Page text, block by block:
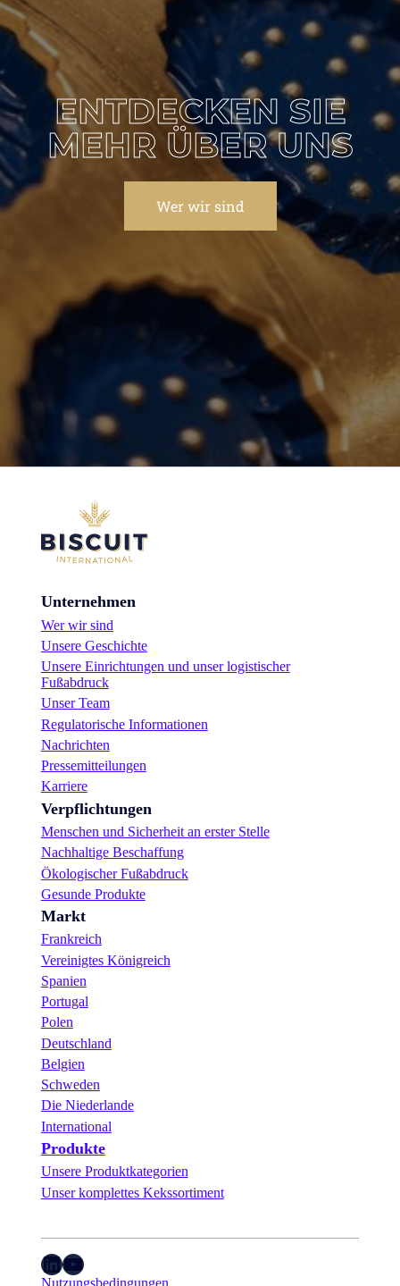
ENTDECKEN SIE
MEHR ÜBER UNS
Wer wir sind
Unternehmen
Wer wir sind
Unsere Geschichte
Unsere Einrichtungen und unser logistischer
Fußabdruck
Unser Team
Regulatorische Informationen
Nachrichten
Pressemitteilungen
Karriere
Verpflichtungen
Menschen und Sicherheit an erster Stelle
Nachhaltige Beschaffung
Ökologischer Fußabdruck
Gesunde Produkte
Markt
Frankreich
Vereinigtes Königreich
Spanien
Portugal
Polen
Deutschland
Belgien
Schweden
Die Niederlande
International
Produkte
Unsere Produktkategorien
Unser komplettes Kekssortiment
LinkedIn YouTube
Nutzungsbedingungen